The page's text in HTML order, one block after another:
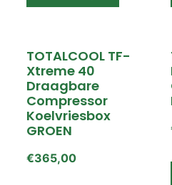
TOTALCOOL TF-
Xtreme 40
Draagbare
Compressor
Koelvriesbox
GROEN
€365,00